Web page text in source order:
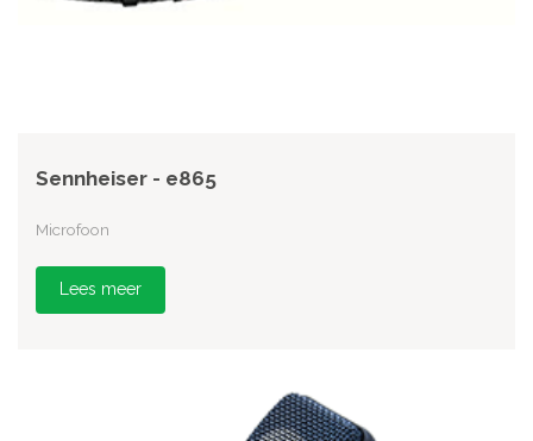
Sennheiser - e865
Microfoon
Lees meer